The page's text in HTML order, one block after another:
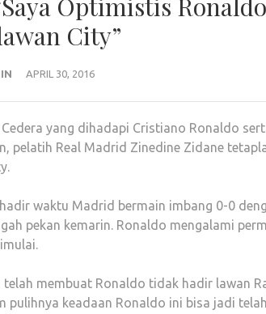
Optimistis
City”
APRIL 30, 2016
Cedera yang dihadapi Cristiano Ronaldo
pelatih Real Madrid Zinedine Zidane
waktu Madrid bermain imbang 0-0
pekan kemarin. Ronaldo mengalami
telah membuat Ronaldo tidak hadir lawan
pulihnya keadaan Ronaldo ini bisa jadi